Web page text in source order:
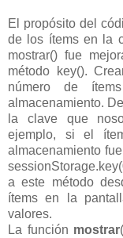
El propósito del
de los ítems en la
mostrar() fue
método key().
número de
almacenamiento.
la clave que
ejemplo, si el
almacenamiento
a este método
ítems en la
valores.
La función mostrar